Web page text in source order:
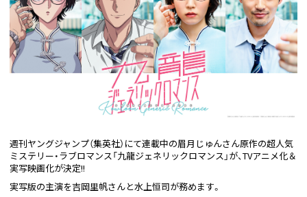
週刊ヤングジャンプ（集英社）にて連載中の眉月じゅんさん原作の超人気
ミステリー・ラブロマンス「九龍ジェネリックロマンス」が、TVアニメ化＆
実写映画化が決定!!
実写版の主演を吉岡里帆さんと水上恒司が務めます。